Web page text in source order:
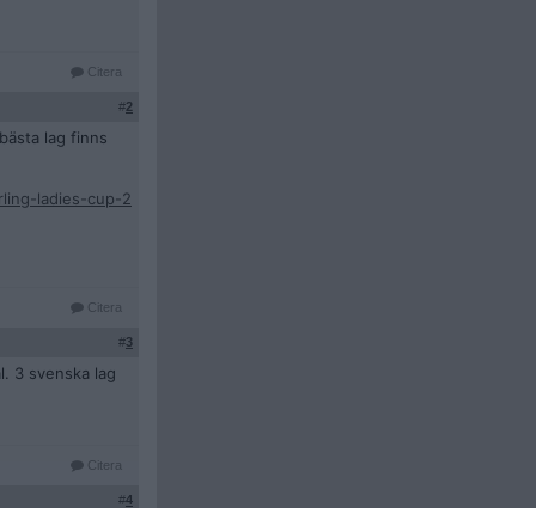
Citera
#2
lag finns
ladies-cup-2
Citera
#3
3 svenska lag
Citera
#4